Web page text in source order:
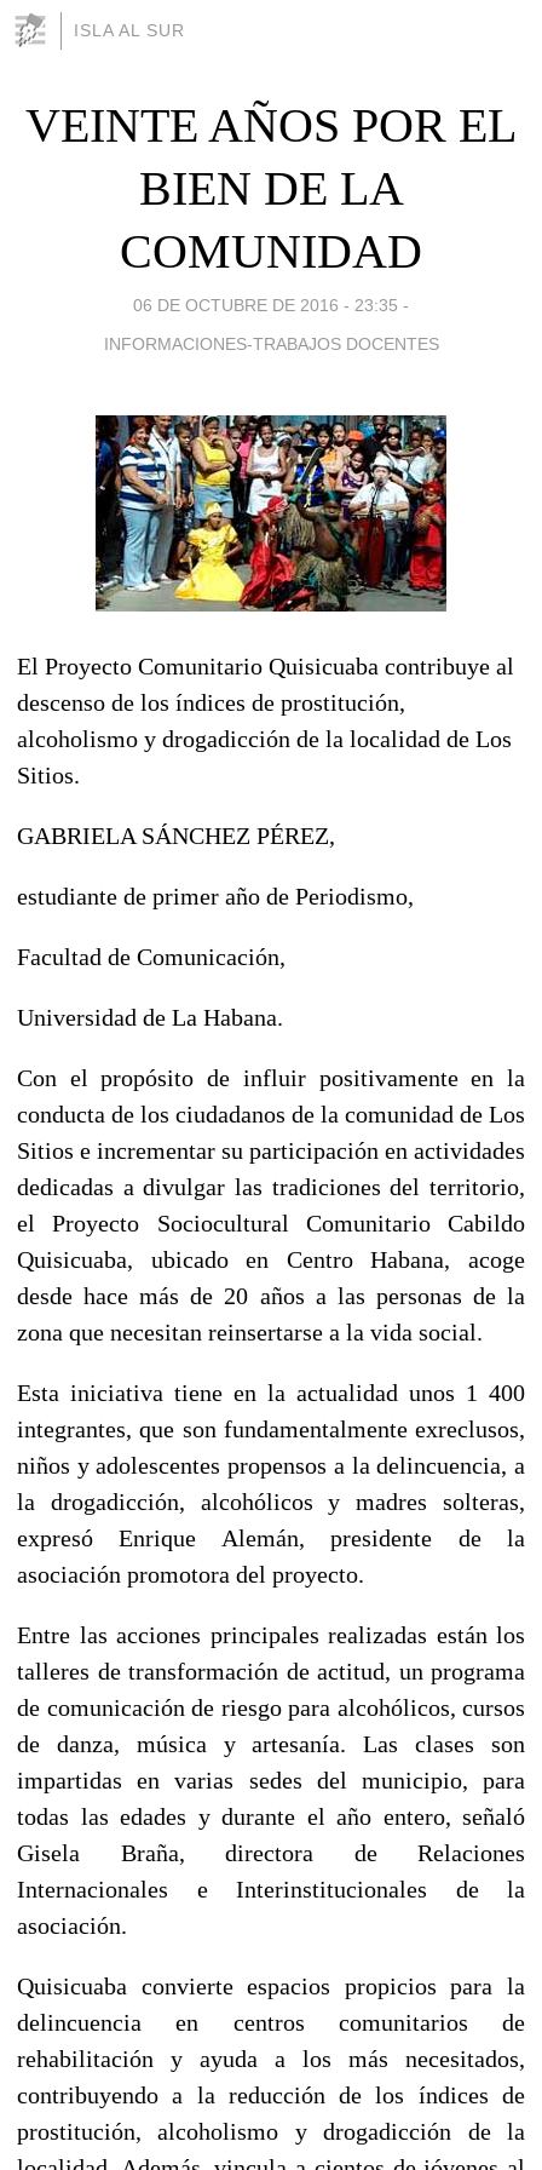
ISLA AL SUR
VEINTE AÑOS POR EL
BIEN DE LA
COMUNIDAD
06 DE OCTUBRE DE 2016 - 23:35 -
INFORMACIONES-TRABAJOS DOCENTES
El Proyecto Comunitario Quisicuaba contribuye al
descenso de los índices de prostitución,
alcoholismo y drogadicción de la localidad de Los
Sitios.
GABRIELA SÁNCHEZ PÉREZ,
estudiante de primer año de Periodismo,
Facultad de Comunicación,
Universidad de La Habana.
Con el propósito de influir positivamente en la
conducta de los ciudadanos de la comunidad de Los
Sitios e incrementar su participación en actividades
dedicadas a divulgar las tradiciones del territorio,
el Proyecto Sociocultural Comunitario Cabildo
Quisicuaba, ubicado en Centro Habana, acoge
desde hace más de 20 años a las personas de la
zona que necesitan reinsertarse a la vida social.
Esta iniciativa tiene en la actualidad unos 1 400
integrantes, que son fundamentalmente exreclusos,
niños y adolescentes propensos a la delincuencia, a
la drogadicción, alcohólicos y madres solteras,
expresó Enrique Alemán, presidente de la
asociación promotora del proyecto.
Entre las acciones principales realizadas están los
talleres de transformación de actitud, un programa
de comunicación de riesgo para alcohólicos, cursos
de danza, música y artesanía. Las clases son
impartidas en varias sedes del municipio, para
todas las edades y durante el año entero, señaló
Gisela Braña, directora de Relaciones
Internacionales e Interinstitucionales de la
asociación.
Quisicuaba convierte espacios propicios para la
delincuencia en centros comunitarios de
rehabilitación y ayuda a los más necesitados,
contribuyendo a la reducción de los índices de
prostitución, alcoholismo y drogadicción de la